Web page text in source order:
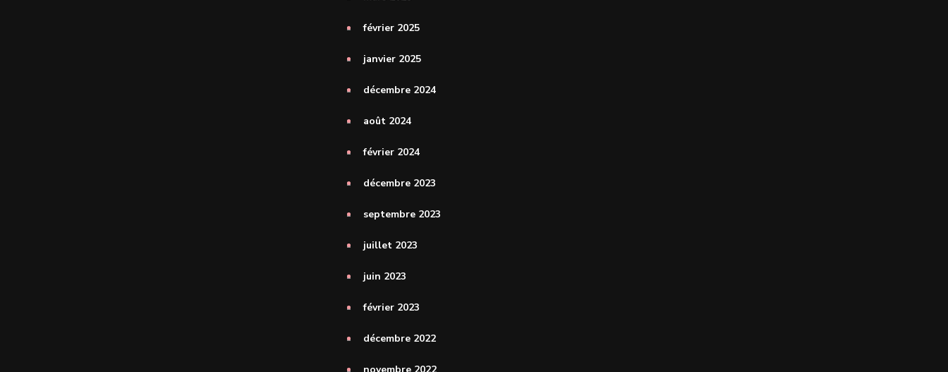
février 2025
janvier 2025
décembre 2024
août 2024
février 2024
décembre 2023
septembre 2023
juillet 2023
juin 2023
février 2023
décembre 2022